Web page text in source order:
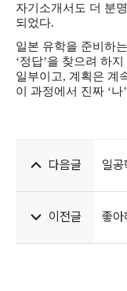
자기소개서도 더 분
되었다.
일본 유학을 준비하
‘정답’을 찾으려 하
일부이고, 계획은 계
이 과정에서 진짜 ‘
다음글
일
이전글 좋아